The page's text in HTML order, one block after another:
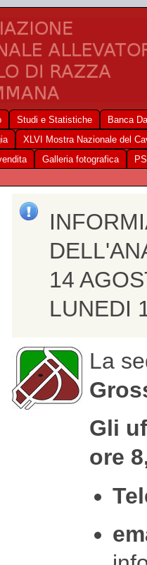
Studi e Statistiche
Banca
XLVI Mostra Nazionale del
Galleria fotografica
14
LUNEDI
La
Gli
ore